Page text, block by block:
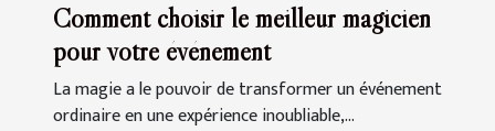
Comment choisir le meilleur magicien
pour votre événement
La magie a le pouvoir de transformer un événement
ordinaire en une expérience inoubliable,...